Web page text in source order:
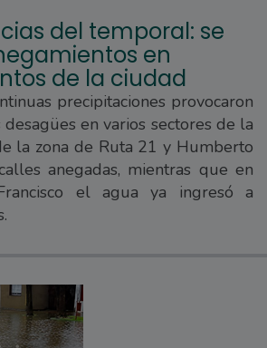
del temporal: se
en
de la ciudad
precipitaciones provocaron
en varios sectores de la
la zona de Ruta 21 y Humberto
anegadas, mientras que en
el agua ya ingresó a